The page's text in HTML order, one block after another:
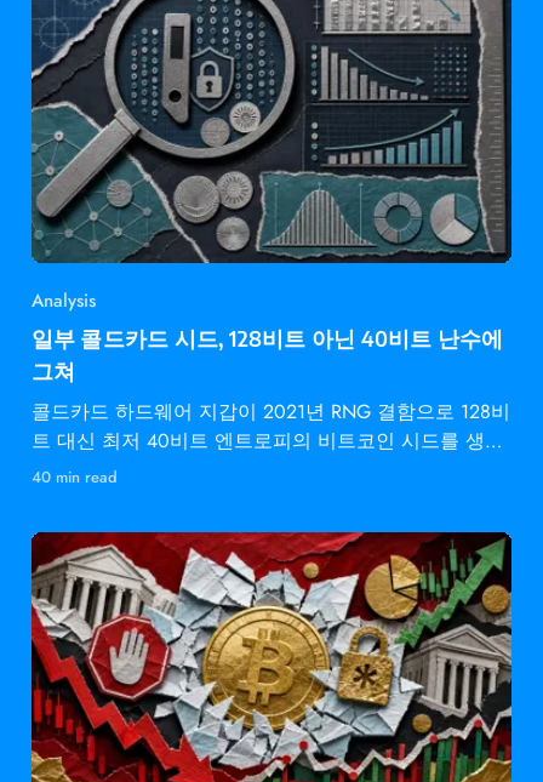
Analysis
일부 콜드카드 시드, 128비트 아닌 40비트 난수에
그쳐
콜드카드 하드웨어 지갑이 2021년 RNG 결함으로 128비
트 대신 최저 40비트 엔트로피의 비트코인 시드를 생성
했습니다.
40 min read